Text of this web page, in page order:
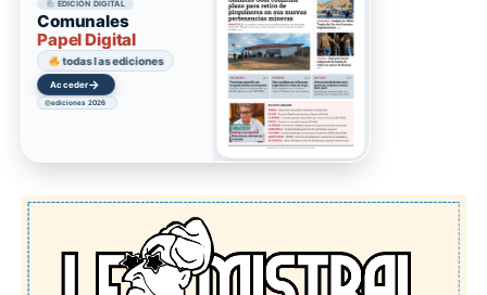
EDICIÓN DIGITAL
Comunales
Papel Digital
todas las ediciones
Acceder→
ediciones 2026